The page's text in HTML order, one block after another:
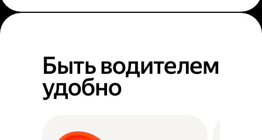
Быть водителем
удобно